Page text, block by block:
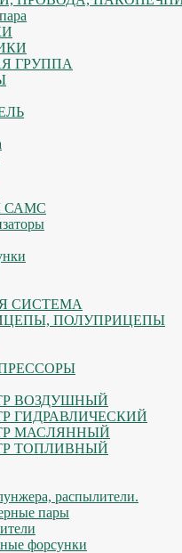
ГРУППА
САМС
СИСТЕМА
ПОЛУПРИЦЕПЫ
ВОЗДУШНЫЙ
ГИДРАВЛИЧЕСКИЙ
МАСЛЯННЫЙ
ТОПЛИВНЫЙ
распылители.
пары
форсунки